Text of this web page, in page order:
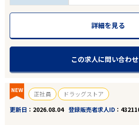
詳細を見る
この求人に問い合わ
NEW 正社員
ドラッグストア
更新日
2026.08.04 登録販売者求人ID